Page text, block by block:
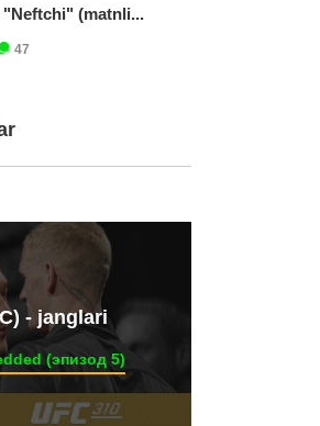
(matnli...
47
- janglari
(эпизод 5)